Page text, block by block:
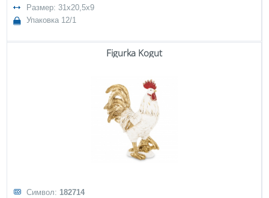
Размер: 31x20,5x9
Упаковка 12/1
Figurka Kogut
Символ: 182714